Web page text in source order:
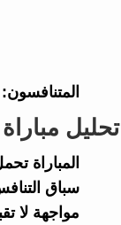
المتنافسون:
تحليل
المباراة
سباق
مواجهة لا